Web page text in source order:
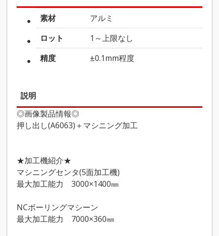
素材
アルミ
ロット
1～上限なし
精度
±0.1mm程度
説明
◎画像製品情報◎
押し出し(A6063)＋マシニング加工
★加工機紹介★
マシニングセンタ(5面加工機)
最大加工能力 3000×1400㎜
NCボーリングマシーン
最大加工能力 7000×360㎜